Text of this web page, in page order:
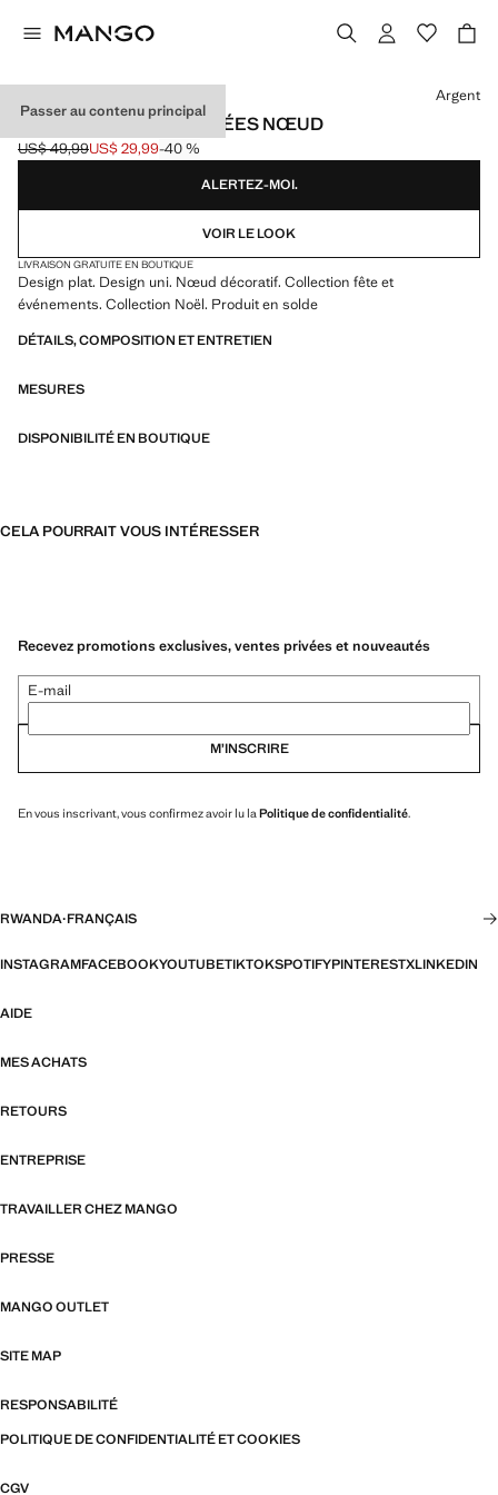
Passer au contenu principal
BALLERINES MÉTALLISÉES NŒUD
Prix initial barré [US$ 49,99 ]
US$ 49,99
Prix actuel [US$ 29,99 ]
US$ 29,99-40 %
Choisissez une couleur
Argent
ALERTEZ-MOI.
VOIR LE LOOK
LIVRAISON GRATUITE EN BOUTIQUE
Design plat. Design uni. Nœud décoratif. Collection fête et
événements. Collection Noël. Produit en solde
DÉTAILS, COMPOSITION ET ENTRETIEN
MESURES
DISPONIBILITÉ EN BOUTIQUE
CELA POURRAIT VOUS INTÉRESSER
Recevez promotions exclusives, ventes privées et nouveautés
E-mail
M’INSCRIRE
En vous inscrivant, vous confirmez avoir lu la Politique de confidentialité.
RWANDA·FRANÇAIS
INSTAGRAMFACEBOOKYOUTUBETIKTOKSPOTIFYPINTERESTXLINKEDIN
AIDE
MES ACHATS
RETOURS
ENTREPRISE
TRAVAILLER CHEZ MANGO
PRESSE
MANGO OUTLET
SITE MAP
RESPONSABILITÉ
POLITIQUE DE CONFIDENTIALITÉ ET COOKIES
CGV